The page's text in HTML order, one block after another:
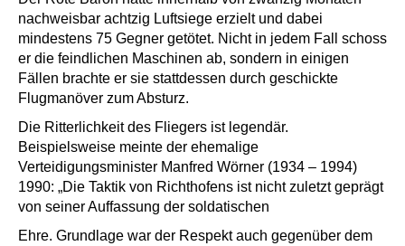
nachweisbar achtzig Luftsiege erzielt und dabei
mindestens 75 Gegner getötet. Nicht in jedem Fall schoss
er die feindlichen Maschinen ab, sondern in einigen
Fällen brachte er sie stattdessen durch geschickte
Flugmanöver zum Absturz.
Die Ritterlichkeit des Fliegers ist legendär.
Beispielsweise meinte der ehemalige
Verteidigungsminister Manfred Wörner (1934 – 1994)
1990: „Die Taktik von Richthofens ist nicht zuletzt geprägt
von seiner Auffassung der soldatischen
Ehre. Grundlage war der Respekt auch gegenüber dem